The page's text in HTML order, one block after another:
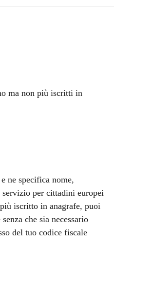
ma non più iscritti in
ne specifica nome,
per cittadini europei
iscritto in anagrafe, puoi
che sia necessario
del tuo codice fiscale